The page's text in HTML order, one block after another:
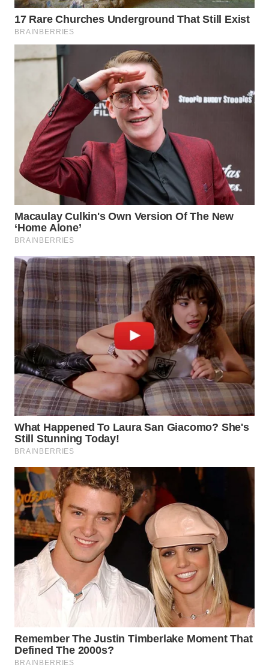
SUMEDANG
WN
CIANJUR
KEPULAUAN
SERIBU
WN
TANGERANG
WN
BINJAI
WN
WN
INDRAMAYU
WN
KUNINGAN
WN
MAJALENGKA
WN
SUBANG
WN
SUKABUMI
WN
PURWAKARTA
WN
PRIANGAN
TIMUR
WN
SOLO